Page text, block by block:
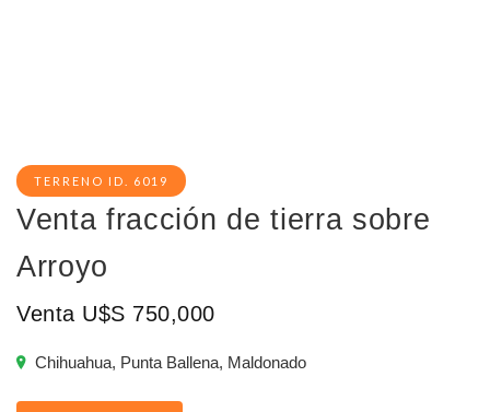
TERRENO ID. 6019
Venta fracción de tierra sobre
Arroyo
Venta U$S 750,000
Chihuahua, Punta Ballena, Maldonado